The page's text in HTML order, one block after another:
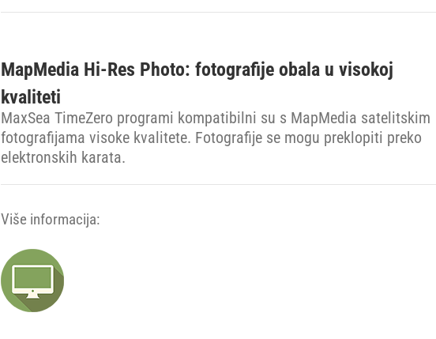
MapMedia Hi-Res Photo: fotografije obala u visokoj
kvaliteti
MaxSea TimeZero programi kompatibilni su s MapMedia satelitskim
fotografijama visoke kvalitete. Fotografije se mogu preklopiti preko
elektronskih karata.
Više informacija: